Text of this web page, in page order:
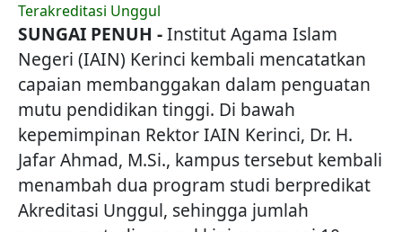
Terakreditasi Unggul
SUNGAI PENUH -Institut Agama Islam
Negeri (IAIN) Kerinci kembali mencatatkan
capaian membanggakan dalam penguatan
mutu pendidikan tinggi. Di bawah
kepemimpinan Rektor IAIN Kerinci, Dr. H.
Jafar Ahmad, M.Si., kampus tersebut kembali
menambah dua program studi berpredikat
Akreditasi Unggul, sehingga jumlah